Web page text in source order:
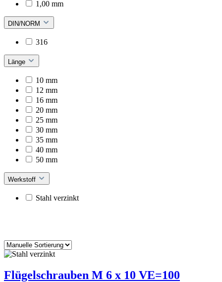
1,00 mm
DIN/NORM
316
Länge
10 mm
12 mm
16 mm
20 mm
25 mm
30 mm
35 mm
40 mm
50 mm
Werkstoff
Stahl verzinkt
Flügelschrauben M 6 x 10 VE=100